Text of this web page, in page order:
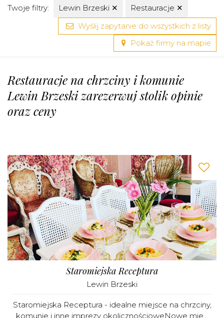
Twoje filtry: Lewin Brzeski ✕ Restauracje ✕
Wyślij zapytanie do wszystkich z listy
Pokaż firmy na mapie
Restauracje na chrzciny i komunie
Lewin Brzeski zarezerwuj stolik opinie
oraz ceny
Staromiejska Receptura
Lewin Brzeski
Staromiejska Receptura - idealne miejsce na chrzciny,
komunie i inne imprezy okolicznościoweNowe mie...